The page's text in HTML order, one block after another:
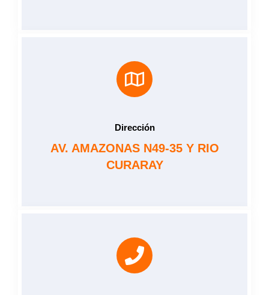
Dirección
AV. AMAZONAS N49-35 Y RIO
CURARAY